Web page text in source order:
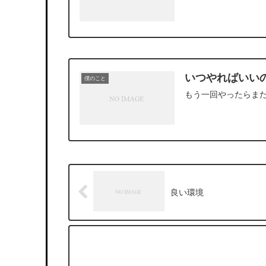
僕のこと いつやればいい
もう一回やったらま
良い環境